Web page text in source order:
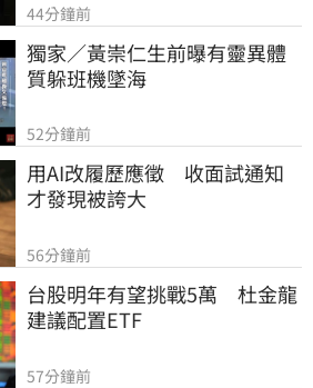
44分鐘前
獨家／黃崇仁生前曝有靈異體
質躲班機墜海
52分鐘前
用AI改履歷應徵　收面試通知
才發現被誇大
56分鐘前
台股明年有望挑戰5萬　杜金龍
建議配置ETF
57分鐘前